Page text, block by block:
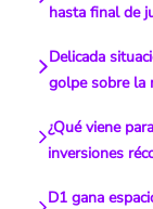
hasta final de
Delicada
golpe sobre la
¿Qué viene
inversiones
D1 gana